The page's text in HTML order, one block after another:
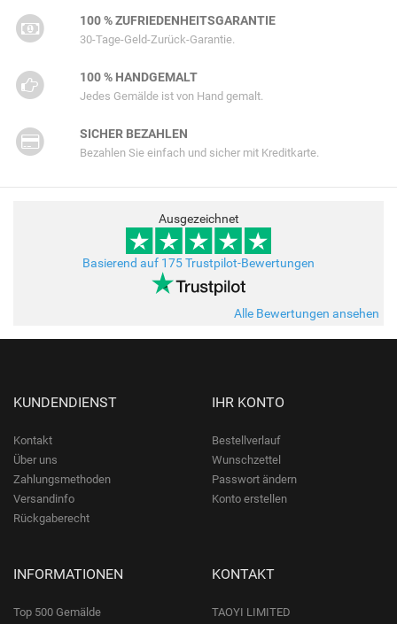
100 % ZUFRIEDENHEITSGARANTIE
30-Tage-Geld-Zurück-Garantie.
100 % HANDGEMALT
Jedes Gemälde ist von Hand gemalt.
SICHER BEZAHLEN
Bezahlen Sie einfach und sicher mit Kreditkarte.
Ausgezeichnet
Basierend auf 175 Trustpilot-Bewertungen
Alle Bewertungen ansehen
KUNDENDIENST
Kontakt
Über uns
Zahlungsmethoden
Versandinfo
Rückgaberecht
IHR KONTO
Bestellverlauf
Wunschzettel
Passwort ändern
Konto erstellen
INFORMATIONEN
Top 500 Gemälde
KONTAKT
TAOYI LIMITED